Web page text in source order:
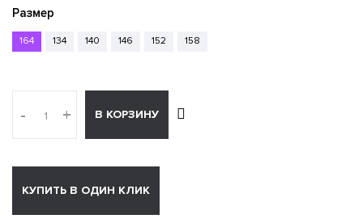
Размер
164 134 140 146 152 158
- + В КОРЗИНУ
КУПИТЬ В ОДИН КЛИК